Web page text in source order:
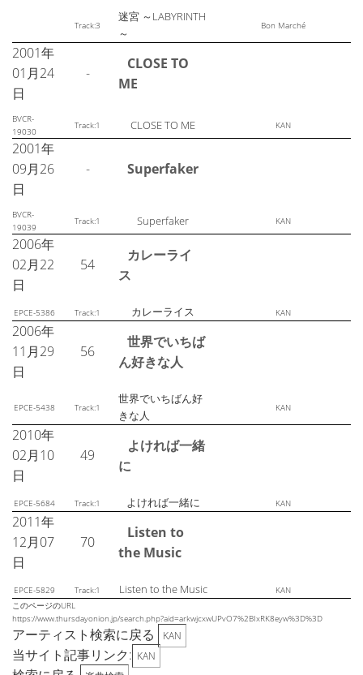
Track:3
迷宮 ～LABYRINTH
～
Bon Marché
2001年
01月24
日
-
CLOSE TO
ME
BVCR-
19030
Track:1 CLOSE TO ME KAN
2001年
09月26
日
- Superfaker
BVCR-
19039
Track:1 Superfaker KAN
2006年
02月22
日
54
カレーライ
ス
EPCE-5386 Track:1 カレーライス KAN
2006年
11月29
日
56
世界でいちば
ん好きな人
EPCE-5438 Track:1
世界でいちばん好
きな人
KAN
2010年
02月10
日
49
よければ一緒
に
EPCE-5684 Track:1 よければ一緒に KAN
2011年
12月07
日
70
Listen to
the Music
EPCE-5829 Track:1 Listen to the Music
KAN
このページのURL
https://www.thursdayonion.jp/search.php?aid=arkwjcxwUPvO7%2BIxRK8eyw%3D%3D
アーティスト検索に戻る KAN
当サイト記事リンク: KAN